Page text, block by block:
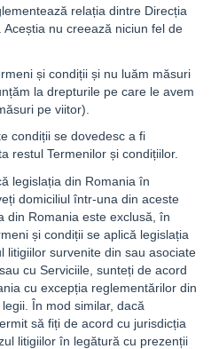
relația dintre Direcția
nu creează niciun fel de
și condiții și nu luăm măsuri
la drepturile pe care le avem
pe viitor).
condiții se dovedesc a fi
restul Termenilor și condițiilor.
legislația din Romania în
domiciliul într-una din aceste
din Romania este exclusă, în
și condiții se aplică legislația
litigiilor survenite din sau asociate
cu Serviciile, sunteți de acord
cu excepția reglementărilor din
În mod similar, dacă
să fiți de acord cu jurisdicția
litigiilor în legătură cu prezenții